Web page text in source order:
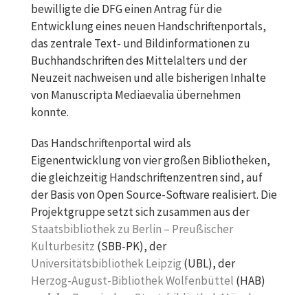
bewilligte die DFG einen Antrag für die
Entwicklung eines neuen Handschriftenportals,
das zentrale Text- und Bildinformationen zu
Buchhandschriften des Mittelalters und der
Neuzeit nachweisen und alle bisherigen Inhalte
von Manuscripta Mediaevalia übernehmen
konnte.
Das Handschriftenportal wird als
Eigenentwicklung von vier großen Bibliotheken,
die gleichzeitig Handschriftenzentren sind, auf
der Basis von Open Source-Software realisiert. Die
Projektgruppe setzt sich zusammen aus der
Staatsbibliothek zu Berlin – Preußischer
Kulturbesitz (SBB-PK), der
Universitätsbibliothek Leipzig (UBL), der
Herzog-August-Bibliothek Wolfenbüttel (HAB)